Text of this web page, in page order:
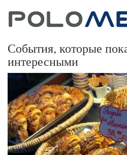
События, которые
интересными